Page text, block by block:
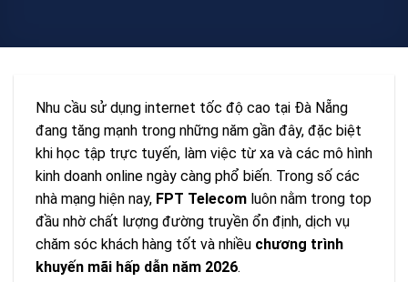
Nhu cầu sử dụng internet tốc độ cao tại Đà Nẵng
đang tăng mạnh trong những năm gần đây, đặc biệt
khi học tập trực tuyến, làm việc từ xa và các mô hình
kinh doanh online ngày càng phổ biến. Trong số các
nhà mạng hiện nay, FPT Telecom luôn nằm trong top
đầu nhờ chất lượng đường truyền ổn định, dịch vụ
chăm sóc khách hàng tốt và nhiều chương trình
khuyến mãi hấp dẫn năm 2026.